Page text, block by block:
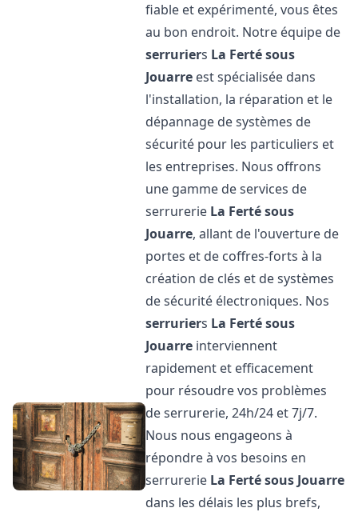
fiable et expérimenté, vous êtes
au bon endroit. Notre équipe de
serruriers La Ferté sous
Jouarre est spécialisée dans
l'installation, la réparation et le
dépannage de systèmes de
sécurité pour les particuliers et
les entreprises. Nous offrons
une gamme de services de
serrurerie La Ferté sous
Jouarre, allant de l'ouverture de
portes et de coffres-forts à la
création de clés et de systèmes
de sécurité électroniques. Nos
serruriers La Ferté sous
Jouarre interviennent
rapidement et efficacement
pour résoudre vos problèmes
de serrurerie, 24h/24 et 7j/7.
Nous nous engageons à
répondre à vos besoins en
serrurerie La Ferté sous Jouarre
dans les délais les plus brefs,